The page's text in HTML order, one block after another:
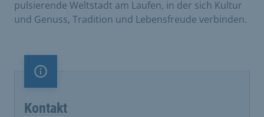
pulsierende Weltstadt am Laufen, in der sich Kultur
und Genuss, Tradition und Lebensfreude verbinden.
Information
Kontakt